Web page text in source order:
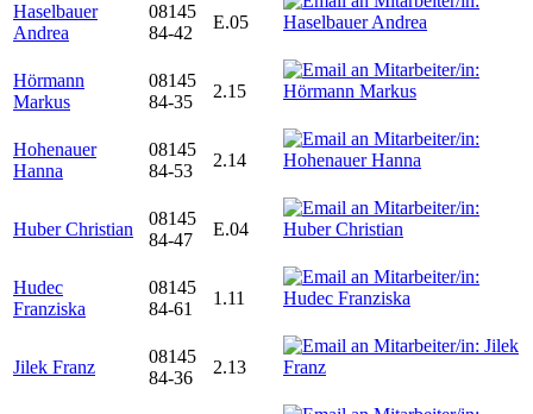
Haselbauer
Andrea
08145
84-42
E.05
Hörmann
Markus
08145
84-35
2.15
Hohenauer
Hanna
08145
84-53
2.14
Huber Christian
08145
84-47
E.04
Hudec
Franziska
08145
84-61
1.11
Jilek Franz
08145
84-36
2.13